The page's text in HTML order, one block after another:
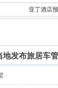
亚丁酒店
发布旅居车